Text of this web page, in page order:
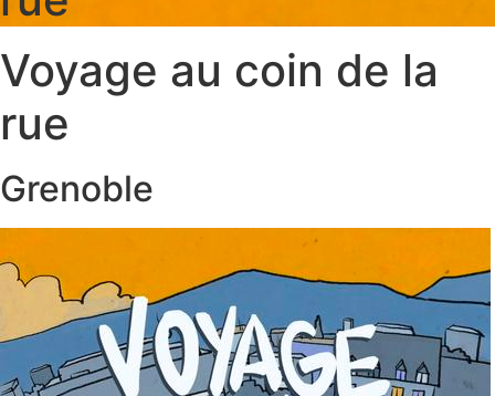
Aller
contenu
Voyage au coin de la
rue
Grenoble